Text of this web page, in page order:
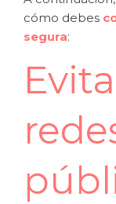
cómo debes
segura: